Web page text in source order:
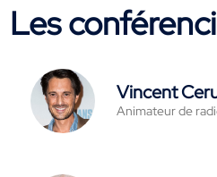
Les
Vincent
Animateur de